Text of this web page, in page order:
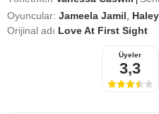
Oyuncular: Jameela Jamil
Orijinal adı Love At First Sight
Üyeler
3,3